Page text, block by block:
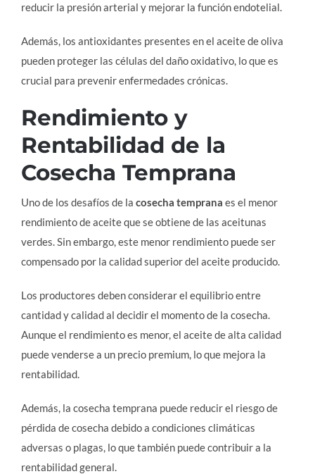
reducir la presión arterial y mejorar la función endotelial.
Además, los antioxidantes presentes en el aceite de oliva
pueden proteger las células del daño oxidativo, lo que es
crucial para prevenir enfermedades crónicas.
Rendimiento y
Rentabilidad de la
Cosecha Temprana
Uno de los desafíos de la cosecha temprana es el menor
rendimiento de aceite que se obtiene de las aceitunas
verdes. Sin embargo, este menor rendimiento puede ser
compensado por la calidad superior del aceite producido.
Los productores deben considerar el equilibrio entre
cantidad y calidad al decidir el momento de la cosecha.
Aunque el rendimiento es menor, el aceite de alta calidad
puede venderse a un precio premium, lo que mejora la
rentabilidad.
Además, la cosecha temprana puede reducir el riesgo de
pérdida de cosecha debido a condiciones climáticas
adversas o plagas, lo que también puede contribuir a la
rentabilidad general.